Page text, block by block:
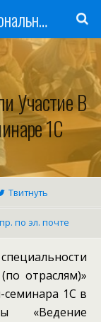
Государственное профессиональное образовательное учреждение
Участие В
1С
Твитнуть
по эл. почте
отраслям)»
семинара 1С в
«Ведение